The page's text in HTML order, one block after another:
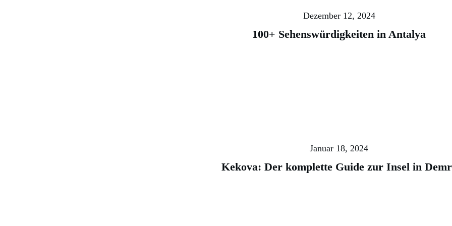
Dezember 12, 2024
100+ Sehenswürdigkeiten in Antalya
Januar 18, 2024
Kekova: Der komplette Guide zur Insel in